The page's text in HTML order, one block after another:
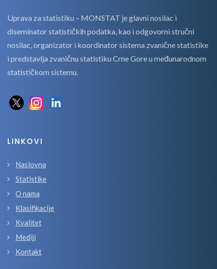
Uprava za statistiku – MONSTAT je glavni nosilac i
diseminator statističkih podatka, kao i odgovorni stručni
nosilac, organizator i koordinator sistema zvanične statistike
i predstavlja zvaničnu statistiku Crne Gore u međunarodnom
statističkom sistemu.
LINKOVI
Naslovna
Statistike
O nama
Klasifikacije
Kvalitet
Mediji
Kontakt